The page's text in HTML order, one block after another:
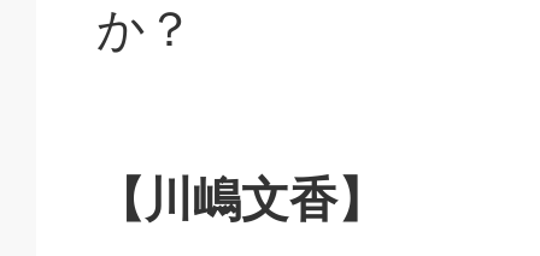
か？
【川嶋文香】